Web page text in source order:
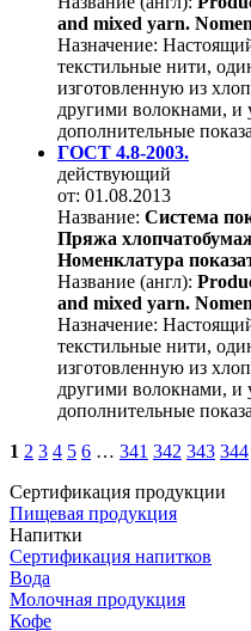
and mixed yarn.
Назначение:
текстильные нити,
изготовленную из
другими волокнами, и
дополнительные
ГОСТ 4.8-2003.
действующий
от: 01.08.2013
Название: Система
Пряжа
Номенклатура
Название (англ):
and mixed yarn.
Назначение:
текстильные нити,
изготовленную из
другими волокнами, и
дополнительные
1 2 3 4 5 6 … 341 342 343 344
Сертификация продукции
Пищевая продукция
Напитки
Сертификация напитков
Вода
Молочная продукция
Кофе